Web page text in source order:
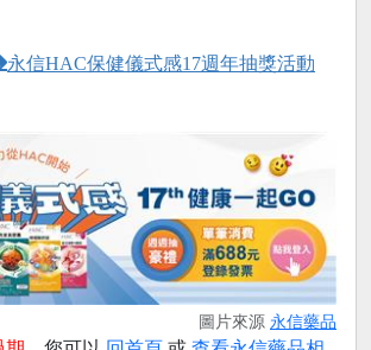
永信HAC保健儀式感17週年抽獎活動
圖片來源 永信藥品